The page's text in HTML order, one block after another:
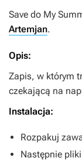
Save do My
Artemjan.
Opis:
Zapis, w którym
czekającą na
Instalacja:
Rozpakuj
Następnie